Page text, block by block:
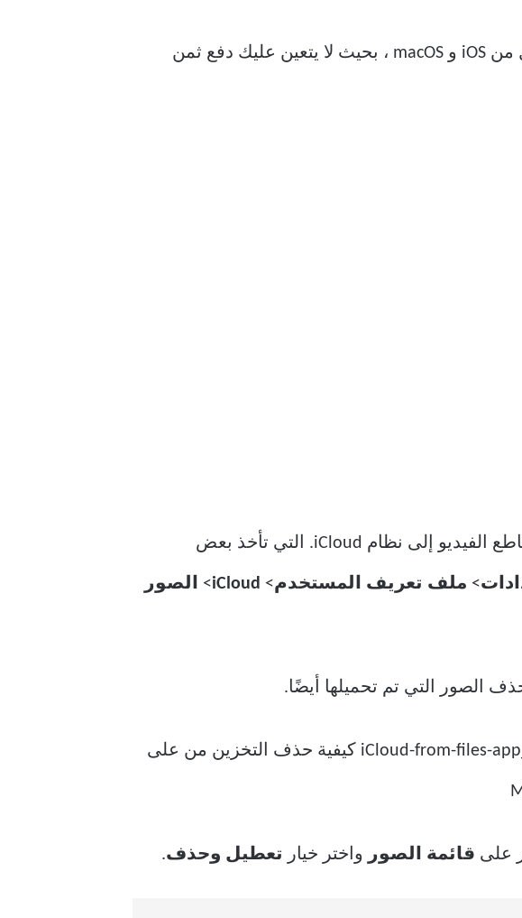
من كل من iOS و macOS ، بحيث لا يتعين عليك دفع ثمن
ومقاطع الفيديو إلى نظام iCloud. التي تأخذ بعض
> ملف تعريف المستخدم>
iCloud
> الصور
الصور التي تم تحميلها أيضًا.
على قائمة الصور واختر خيار تعطيل وحذف.